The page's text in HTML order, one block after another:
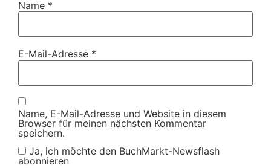
Name *
E-Mail-Adresse *
Name, E-Mail-Adresse und Website in diesem
Browser für meinen nächsten Kommentar
speichern.
Ja, ich möchte den BuchMarkt-Newsflash
abonnieren